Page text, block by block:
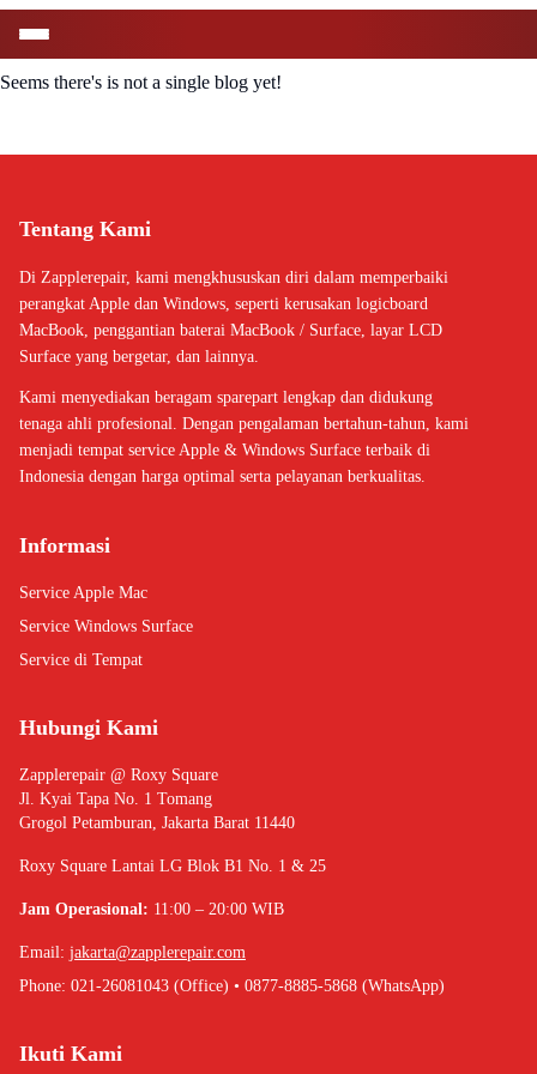
Seems there's is not a single blog yet!
Tentang Kami
Di Zapplerepair, kami mengkhususkan diri dalam memperbaiki
perangkat Apple dan Windows, seperti kerusakan logicboard
MacBook, penggantian baterai MacBook / Surface, layar LCD
Surface yang bergetar, dan lainnya.
Kami menyediakan beragam sparepart lengkap dan didukung
tenaga ahli profesional. Dengan pengalaman bertahun-tahun, kami
menjadi tempat service Apple & Windows Surface terbaik di
Indonesia dengan harga optimal serta pelayanan berkualitas.
Informasi
Service Apple Mac
Service Windows Surface
Service di Tempat
Hubungi Kami
Zapplerepair @ Roxy Square
Jl. Kyai Tapa No. 1 Tomang
Grogol Petamburan, Jakarta Barat 11440
Roxy Square Lantai LG Blok B1 No. 1 & 25
Jam Operasional: 11:00 – 20:00 WIB
Email: jakarta@zapplerepair.com
Phone: 021-26081043 (Office) • 0877-8885-5868 (WhatsApp)
Ikuti Kami